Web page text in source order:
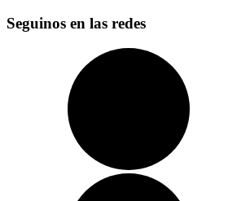
Seguinos en las redes